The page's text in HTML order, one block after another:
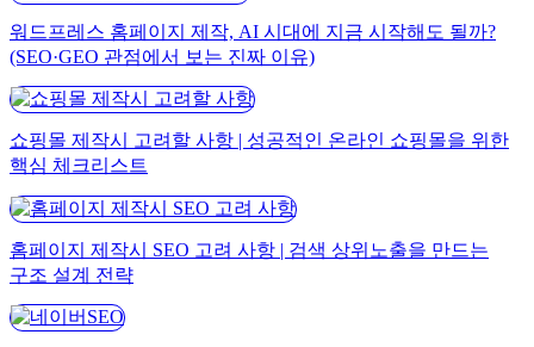
워드프레스 홈페이지 제작, AI 시대에 지금 시작해도 될까?
(SEO·GEO 관점에서 보는 진짜 이유)
쇼핑몰 제작시 고려할 사항 | 성공적인 온라인 쇼핑몰을 위한
핵심 체크리스트
홈페이지 제작시 SEO 고려 사항 | 검색 상위노출을 만드는
구조 설계 전략